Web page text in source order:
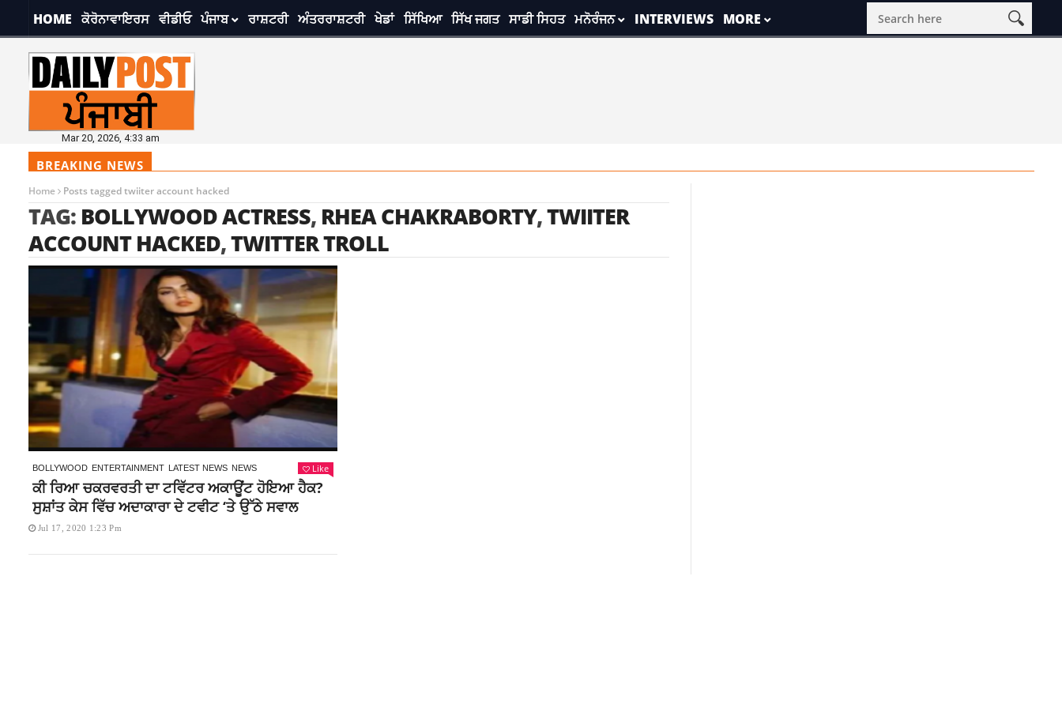
HOME ਕੋਰੋਨਾਵਾਇਰਸ ਵੀਡੀਓ ਪੰਜਾਬ ਰਾਸ਼ਟਰੀ ਅੰਤਰਰਾਸ਼ਟਰੀ ਖੇਡਾਂ ਸਿੱਖਿਆ ਸਿੱਖ ਜਗਤ ਸਾਡੀ ਸਿਹਤ ਮਨੋਰੰਜਨ INTERVIEWS MORE
Mar 20, 2026, 4:33 am
BREAKING NEWS
Home Posts tagged twiiter account hacked
TAG: BOLLYWOOD ACTRESS, RHEA CHAKRABORTY,TWIITER
ACCOUNT HACKED,TWITTER TROLL
BOLLYWOOD ENTERTAINMENT LATEST NEWS NEWS Like
ਕੀ ਰਿਆ ਚਕਰਵਰਤੀ ਦਾ ਟਵਿੱਟਰ ਅਕਾਊਂਟ ਹੋਇਆ ਹੈਕ?
ਸੁਸ਼ਾਂਤ ਕੇਸ ਵਿੱਚ ਅਦਾਕਾਰਾ ਦੇ ਟਵੀਟ ‘ਤੇ ਉੱਠੇ ਸਵਾਲ
Jul 17, 2020 1:23 Pm